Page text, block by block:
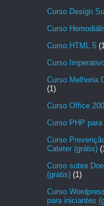
Curso Design
Curso
Curso HTML 5
Curso
Curso Melhoria
(1)
Curso Office
Curso PHP
Curso
Cateter (grátis)
Curso sobre
(grátis) (1)
Curso
para iniciantes